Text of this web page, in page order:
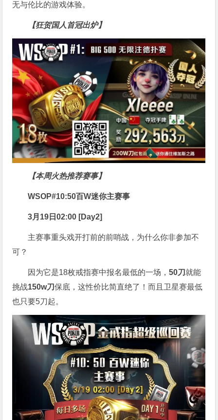
无与伦比的游戏体验。
【狂贺国人首冠出炉】
【本周火热推荐赛事】
WSOP#10:50百W迷你主赛事
3月19日02:00 [Day2]
主赛事重头戏开打前的前哨战，为什么你非参加不
可？
因为它是18枚戒指赛中报名最低的一场，50刀 就能
挑战150w刀保底，这性价比简直绝了！而且卫星赛最低
也只要5刀起。